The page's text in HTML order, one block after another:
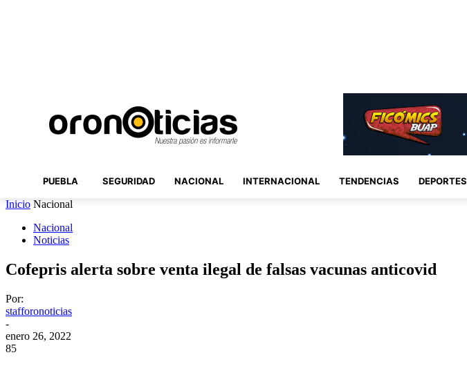
PUEBLA SEGURIDAD NACIONAL INTERNACIONAL TENDENCIAS DEPORTES
Inicio Nacional
Nacional
Noticias
Cofepris alerta sobre venta ilegal de falsas vacunas anticovid
Por:
stafforonoticias
-
enero 26, 2022
85